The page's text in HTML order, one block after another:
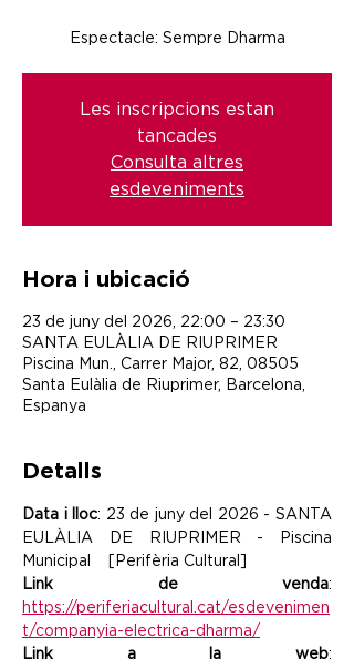
Espectacle: Sempre Dharma
Les inscripcions estan
tancades
Consulta altres
esdeveniments
Hora i ubicació
23 de juny del 2026, 22:00 – 23:30
SANTA EULÀLIA DE RIUPRIMER
Piscina Mun., Carrer Major, 82, 08505
Santa Eulàlia de Riuprimer, Barcelona,
Espanya
Detalls
Data i lloc: 23 de juny del 2026 - SANTA
EULÀLIA DE RIUPRIMER - Piscina
Municipal    [Perifèria Cultural]
Link de venda
https://periferiacultural.cat/esdevenimen
t/companyia-electrica-dharma/
Link a la web